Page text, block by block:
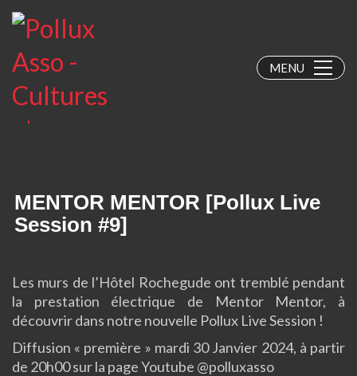
MENU
MENTOR MENTOR [Pollux Live
Session #9]
Les murs de l’Hôtel Rochegude ont tremblé pendant
la prestation électrique de Mentor Mentor, à
découvrir dans notre nouvelle Pollux Live Session !
Diffusion « première » mardi 30 Janvier 2024, à partir
de 20h00 sur la page Youtube @polluxasso